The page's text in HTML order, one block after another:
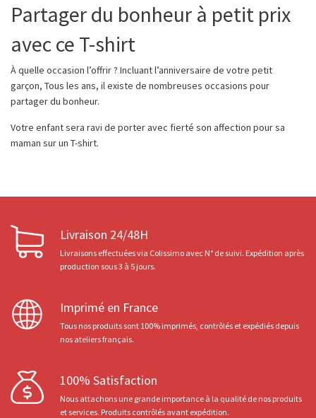
Partager du bonheur à petit prix
avec ce T-shirt
À quelle occasion l’offrir ? Incluant l’anniversaire de votre petit
garçon, Tous les ans, il existe de nombreuses occasions pour
partager du bonheur.
Votre enfant sera ravi de porter avec fierté son affection pour sa
maman sur un T-shirt.
Livraison 24/48H
Livraisons effectuées via Colissimo avec N° de suivi. Expédition après
production sous 3 à 5 jours.
Imprimé en France
Tous nos produits sont 100% imprimés, contrôlés et expédiés depuis
nos ateliers français.
100% Satisfaction
Nous attachons une grande importance à la qualité de nos produits
et services. Produits contrôlés avant expédition.